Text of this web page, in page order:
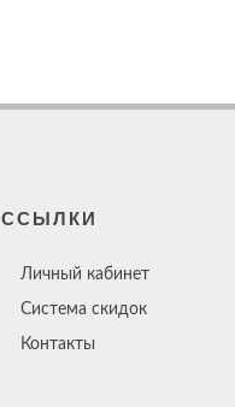
ССЫЛКИ
Личный кабинет
Система скидок
Контакты